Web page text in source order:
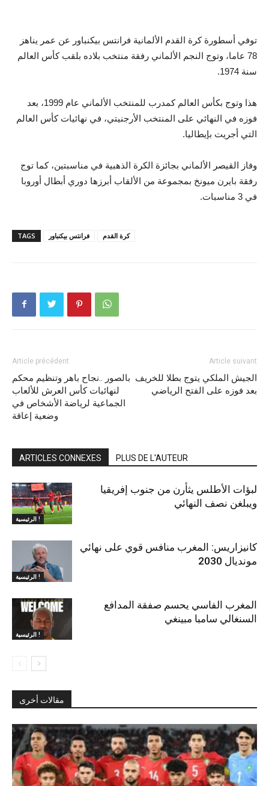
توفي أسطورة كرة القدم الألمانية فرانتس بيكنباور عن عمر يناهز
78 عاما، وتوج النجم الألماني رفقة منتخب بلاده بلقب كأس العالم
سنة 1974.
هذا وتوج بكأس العالم كمدرب للمنتخب الألماني عام 1999، بعد
فوزه في النهائي على المنتخب الأرجنيتي، في نهائيات كأس العالم
التي أجريت بإيطاليا.
وفاز القيصر الألماني بجائزة الكرة الذهبية في مناسبتين، كما توج
رفقة بايرن ميونخ بمجموعة من الألقاب أبرزها دوري أبطال أوروبا
في 3 مناسبات.
TAGS فرانتس بيكنباور كرة القدم
Article précédent
بالصور ..نجاح باهر وتنظيم محكم
لنهائيات كأس العرش للألعاب
الجماعية لرياضة الأشخاص في
وضعية إعاقة
Article suivant
الجيش الملكي يتوج بطلا للخريف
بعد فوزه على الفتح الرياضي
ARTICLES CONNEXES PLUS DE L'AUTEUR
الرئيسية !
لبؤات الأطلس يثأرن من جنوب إفريقيا
ويبلغن نصف النهائي
الرئيسية !
كانيزاريس: المغرب منافس قوي على نهائي
مونديال 2030
الرئيسية !
المغرب الفاسي يحسم صفقة المدافع
السنغالي سامبا مبينغي
مقالات أخرى